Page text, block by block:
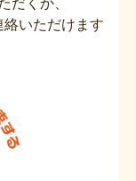
いただけます